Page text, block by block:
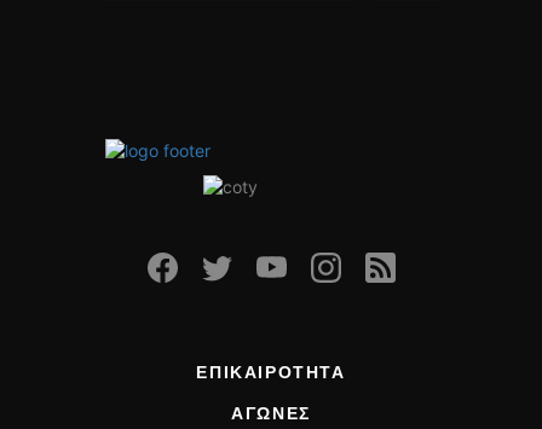
ΕΠΙΚΑΙΡΟΤΗΤΑ
ΑΓΩΝΕΣ